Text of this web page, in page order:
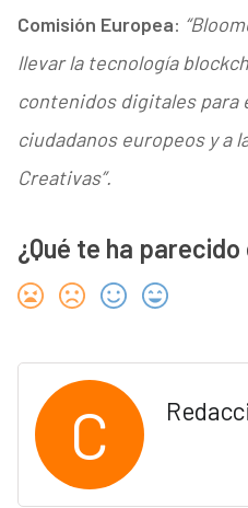
Comisión Europea:
llevar la tecnología
contenidos digitales para
ciudadanos europeos y a
Creativas”.
¿Qué te ha
C